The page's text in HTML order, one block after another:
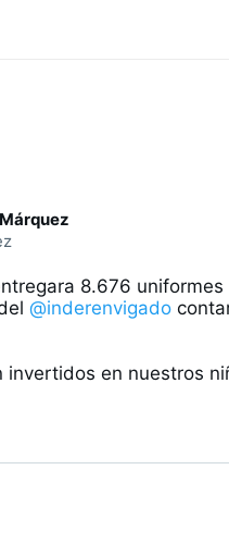
8.676
@inderenvigado
invertidos en nuestros